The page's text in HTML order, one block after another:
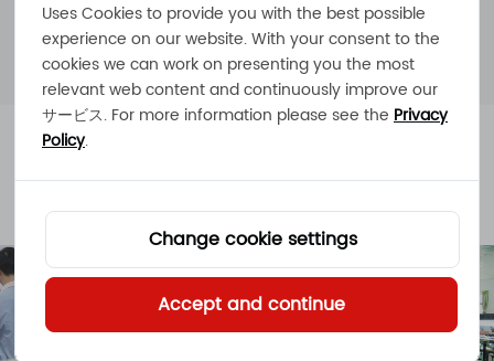
従業員 販売国
企業環境
Uses Cookies to provide you with the best possible
experience on our website. With your consent to the
cookies we can work on presenting you the most
relevant web content and continuously improve our
サービス. For more information please see the Privacy
Policy.
Change cookie settings
Accept and continue